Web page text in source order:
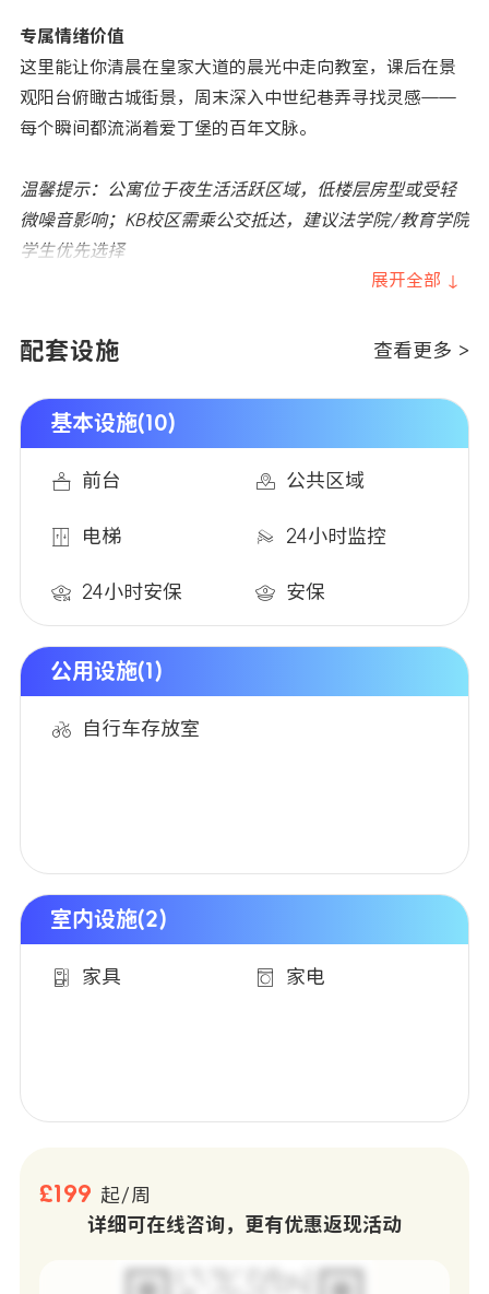
专属情绪价值
这里能让你清晨在皇家大道的晨光中走向教室，课后在景
观阳台俯瞰古城街景，周末深入中世纪巷弄寻找灵感——
每个瞬间都流淌着爱丁堡的百年文脉。
温馨提示：公寓位于夜生活活跃区域，低楼层房型或受轻
微噪音影响；KB校区需乘公交抵达，建议法学院/教育学院
学生优先选择
展开全部 ↓
配套设施 查看更多 >
基本设施(10)
前台 公共区域
电梯 24小时监控
24小时安保 安保
公用设施(1)
自行车存放室
室内设施(2)
家具 家电
£199 起/周
详细可在线咨询，更有优惠返现活动